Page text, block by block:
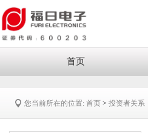
首页
您当前所在的位置: 首页 > 投资者关系